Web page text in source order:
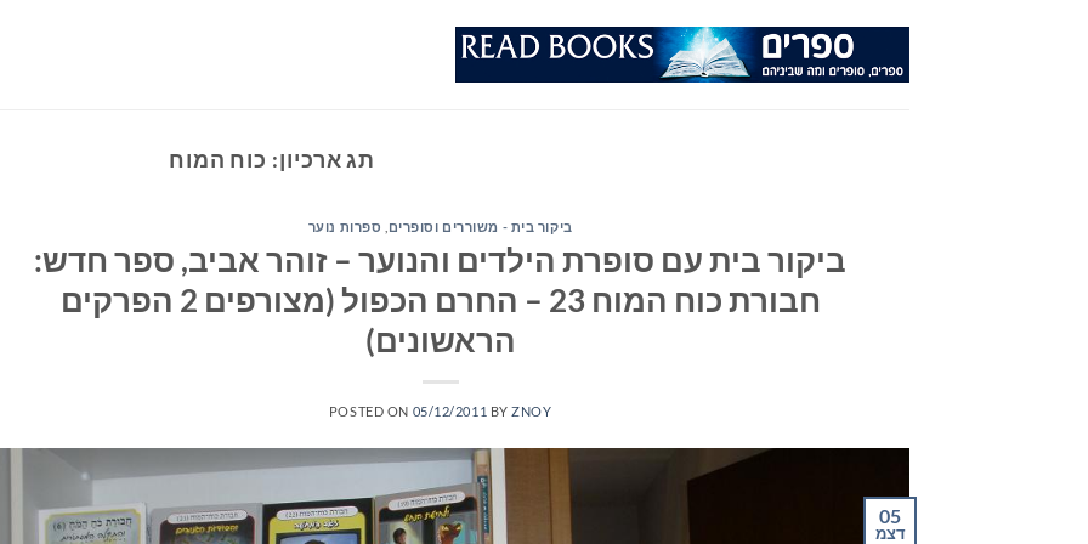
תג ארכיון: כוח המוח
ביקור בית - משוררים וסופרים ספרות נוער
ביקור בית עם סופרת הילדים והנוער – זוהר אביב, ספר חדש:
חבורת כוח המוח 23 – החרם הכפול (מצורפים 2 הפרקים
הראשונים)
POSTED ON 05/12/2011 BYZNOY
05
דצמ